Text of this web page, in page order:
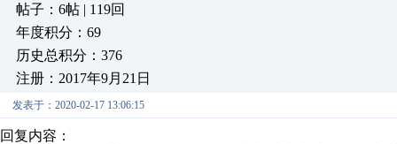
帖子：6帖 | 119回
年度积分：69
历史总积分：376
注册：2017年9月21日
发表于：2020-02-17 13:06:15
回复内容：